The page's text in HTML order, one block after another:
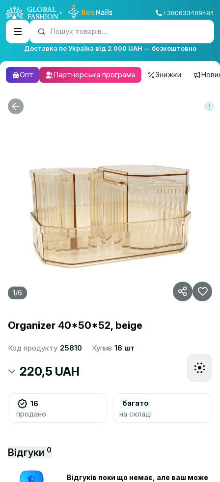
+380633409484
Пошук товарів...
Доставка по Україна від 2 000 UAH — безкоштовно
Опт Партнерська програма Знижки
1/6
Organizer 40*50*52, beige
Код продукту 25810 Купив 16 шт
220,5 UAH
16
продано
багато
на складі
Відгуки 0
Відгуків поки що немає, але ваш може